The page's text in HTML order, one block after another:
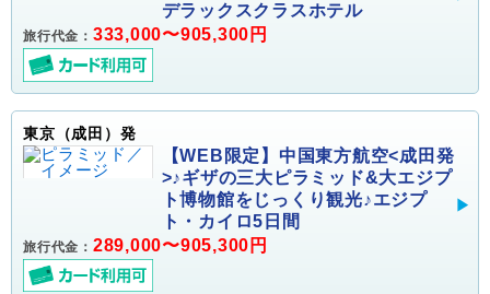
デラックスクラスホテル
旅行代金： 333,000〜905,300円
東京（成田）発
【WEB限定】中国東方航空<成田発
>♪ギザの三大ピラミッド&大エジプ
ト博物館をじっくり観光♪エジプ
ト・カイロ5日間
旅行代金： 289,000〜905,300円